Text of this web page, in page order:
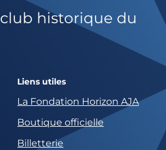
club historique du
Liens utiles
La Fondation Horizon AJA
Boutique officielle
Billetterie